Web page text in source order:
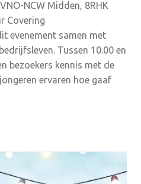
NCW Midden, 8RHK
Covering
evenement samen met
Tussen 10.00 en
bezoekers kennis met de
ervaren hoe gaaf